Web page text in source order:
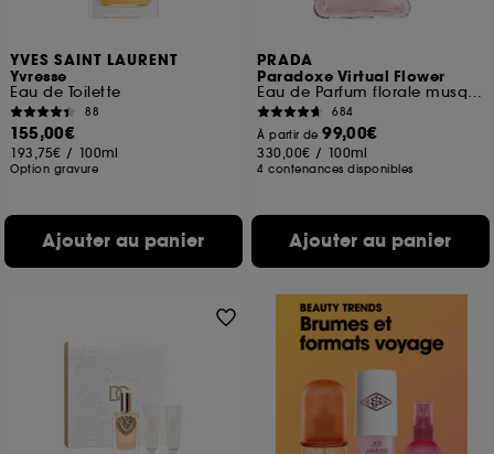
YVES SAINT LAURENT
Yvresse
Eau de Toilette
88
155,00€
193,75€ / 100ml
Option gravure
Ajouter au panier
PRADA
Paradoxe Virtual Flower
Eau de Parfum florale musquée rechargeable
684
À partir de99,00€
330,00€ / 100ml
4 contenances disponibles
Ajouter au panier